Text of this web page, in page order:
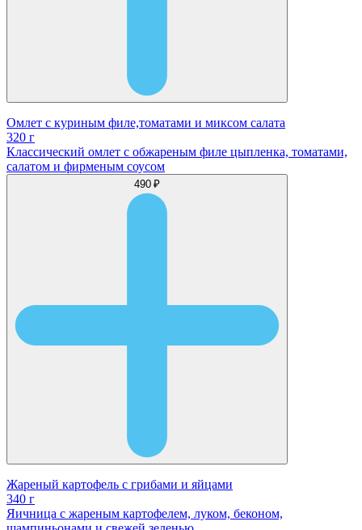
Омлет с куриным филе,томатами и миксом салата
320 г
Классический омлет с обжареным филе цыпленка, томатами,
салатом и фирменым соусом
490 ₽
Жареный картофель с грибами и яйцами
340 г
Яичница с жареным картофелем, луком, беконом,